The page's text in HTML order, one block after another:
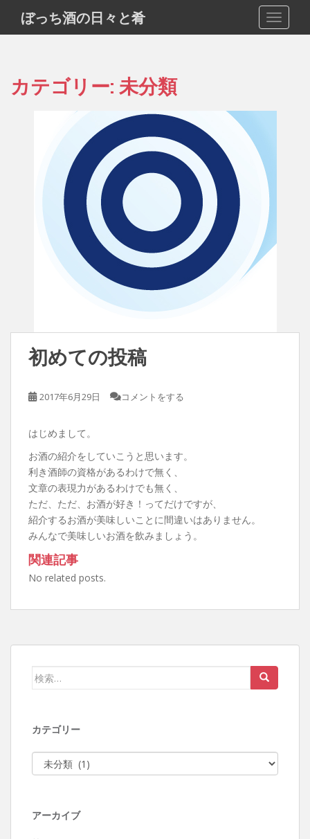
i
ぼっち酒の日々と肴
カテゴリー: 未分類
初めての投稿
2017年6月29日 コメントをする
はじめまして。
お酒の紹介をしていこうと思います。
利き酒師の資格があるわけで無く、
文章の表現力があるわけでも無く、
ただ、ただ、お酒が好き！ってだけですが、
紹介するお酒が美味しいことに間違いはありません。
みんなで美味しいお酒を飲みましょう。
関連記事
No related posts.
検索:
カテゴリー
カテゴリー
アーカイブ